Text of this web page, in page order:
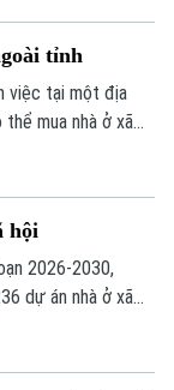
tỉnh
việc tại một địa
mua nhà ở xã
hội
2026-2030,
dự án nhà ở xã